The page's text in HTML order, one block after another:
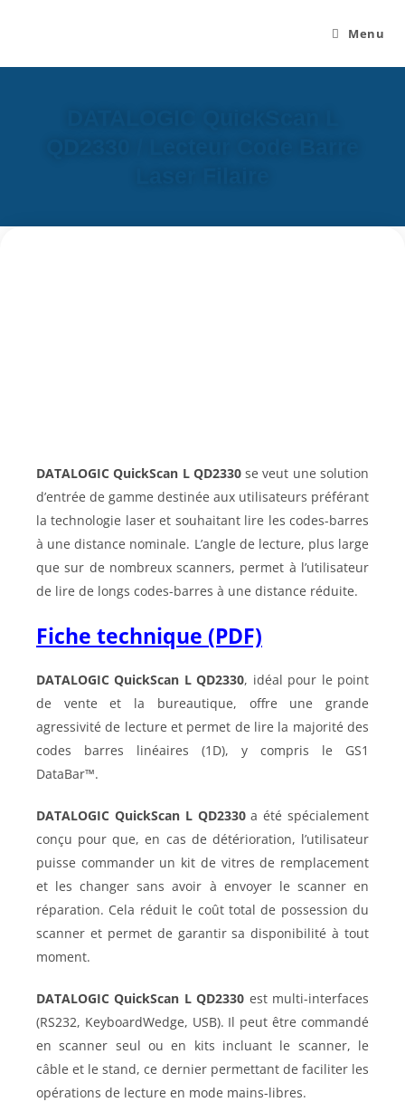
Menu
DATALOGIC QuickScan L QD2330se veut une solution
d’entrée de gamme destinée aux utilisateurs préférant
la technologie laser et souhaitant lire les codes-barres
à une distance nominale. L’angle de lecture, plus large
que sur de nombreux scanners, permet à l’utilisateur
de lire de longs codes-barres à une distance réduite.
Fiche technique (PDF)
DATALOGIC QuickScan L QD2330, idéal pour le point
de vente et la bureautique, offre une grande
agressivité de lecture et permet de lire la majorité des
codes barres linéaires (1D), y compris le GS1
DataBar™.
DATALOGIC QuickScan L QD2330a été spécialement
conçu pour que, en cas de détérioration, l’utilisateur
puisse commander un kit de vitres de remplacement
et les changer sans avoir à envoyer le scanner en
réparation. Cela réduit le coût total de possession du
scanner et permet de garantir sa disponibilité à tout
moment.
DATALOGIC QuickScan L QD2330 est multi-interfaces
(RS232, KeyboardWedge, USB). Il peut être commandé
en scanner seul ou en kits incluant le scanner, le
câble et le stand, ce dernier permettant de faciliter les
opérations de lecture en mode mains-libres.